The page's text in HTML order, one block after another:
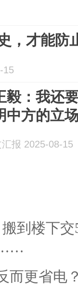
，才能防
15
毅：我还
中方的立
汇报 2025-08-15
到楼下
……
而更省电